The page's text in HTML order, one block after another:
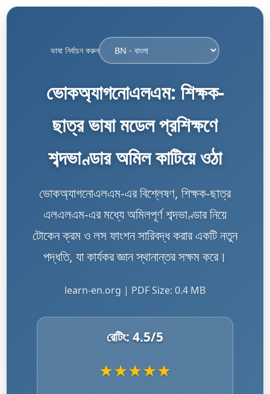
ভাষা নির্বাচন করুন
ভোকঅ্যাগনোএলএম: শিক্ষক-
ছাত্র ভাষা মডেল প্রশিক্ষণে
শব্দভাণ্ডার অমিল কাটিয়ে ওঠা
ভোকঅ্যাগনোএলএম-এর বিশ্লেষণ, শিক্ষক-ছাত্র
এলএলএম-এর মধ্যে অমিলপূর্ণ শব্দভাণ্ডার নিয়ে
টোকেন ক্রম ও লস ফাংশন সারিবদ্ধ করার একটি নতুন
পদ্ধতি, যা কার্যকর জ্ঞান স্থানান্তর সক্ষম করে।
learn-en.org | PDF Size: 0.4 MB
রেটিং: 4.5/5
★★★★★